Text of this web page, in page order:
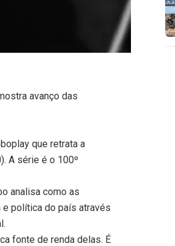
avanço das
que retrata a
A série é o 100º
analisa como as
e política do país através
fonte de renda delas. É